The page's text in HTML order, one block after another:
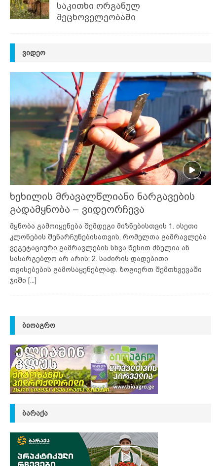
საკითხი ორგანულ
მეცხოველეობაში
ᲕᲘᲓᲔᲝ
ხეხილის მრავალწლიანი ნარგავების
გადამყნობა – ვიდეორჩევა
მყნობა გამოიყენება შემდეგი მიზნებისთვის 1. ისეთი
კლონების შენარჩუნებისათვის, რომელთა გამრავლება
ვეგეტაციური გამრავლების სხვა წესით ძნელია ან
სასარგებლო არ არის; 2. საძირის დადებითი
თვისებების გამოსაყენებლად. ზოგიერთ შემთხვევაში
ჯიში [...]
ᲑᲘᲝᲐᲒᲠᲝ
ᲑᲐᲠᲐᲥᲐ